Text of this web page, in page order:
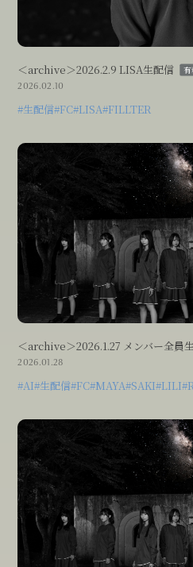
Blog
Thanks
＜archive＞2026.2.9 LISA生配信
2026.02.10
#生配信#FC#LISA#FILLTER
＜archive＞2026.1.27 メンバー全員
2026.01.28
#AI#生配信#FC#MAYA#SAKI#LILI